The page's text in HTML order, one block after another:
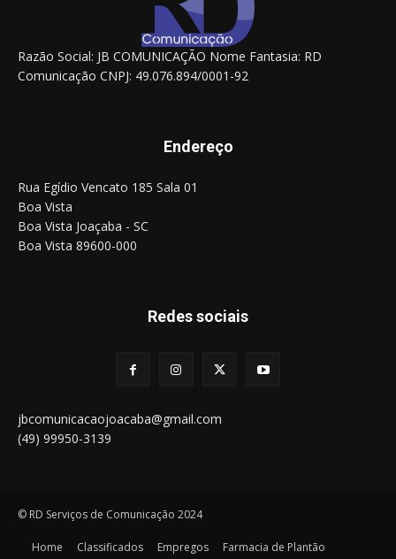
Razão Social: JB COMUNICAÇÃO Nome Fantasia: RD
Comunicação CNPJ: 49.076.894/0001-92
Endereço
Rua Egídio Vencato 185 Sala 01
Boa Vista
Boa Vista Joaçaba - SC
Boa Vista 89600-000
Redes sociais
jbcomunicacaojoacaba@gmail.com
(49) 99950-3139
© RD Serviços de Comunicação 2024
Home Classificados Empregos
Farmacia de Plantão